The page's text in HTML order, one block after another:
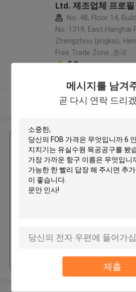
메시지를 남겨
곧 다시 연락 드리
제출
Ltd. 제조업체 프로필
No. 48, Floor 14,
No. 1319, East Hanghai
Zhengzhou (jingkai),
Free Trade Zone ,중국
5.0
더 많은 것을 전망
가장 저렴 한 가
6 인치 작은